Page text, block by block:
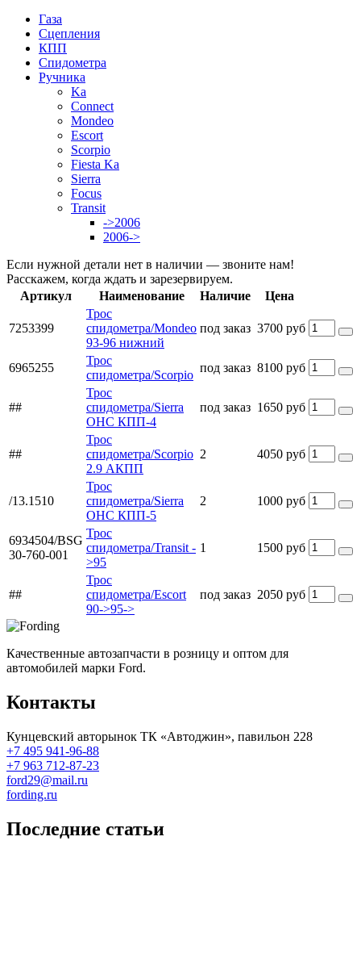
Газа
Сцепления
КПП
Спидометра
Ручника
Ka
Connect
Mondeo
Escort
Scorpio
Fiesta Ka
Sierra
Focus
Transit
->2006
2006->
Если нужной детали нет в наличии — звоните нам!
Расскажем, когда ждать и зарезервируем.
Артикул
Наименование Наличие Цена
7253399
Трос
спидометра/Mondeo
93-96 нижний
под заказ 3700 руб
6965255
Трос
спидометра/Scorpio
под заказ 8100 руб
##
Трос
спидометра/Sierra
OHC КПП-4
под заказ 1650 руб
##
Трос
спидометра/Scorpio
2.9 АКПП
2 4050 руб
/13.1510
Трос
спидометра/Sierra
OHC КПП-5
2 1000 руб
6934504/BSG
30-760-001
Трос
спидометра/Transit -
>95
1 1500 руб
##
Трос
спидометра/Escort
90->95->
под заказ 2050 руб
Качественные автозапчасти в розницу и оптом для
автомобилей марки Ford.
Контакты
Кунцевский авторынок ТК «Автоджин», павильон 228
+7 495 941-96-88
+7 963 712-87-23
ford29@mail.ru
fording.ru
Последние статьи